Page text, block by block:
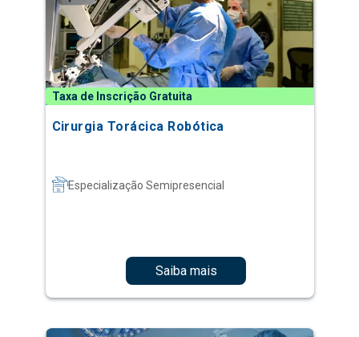
Taxa de Inscrição Gratuita
Cirurgia Torácica Robótica
Especialização Semipresencial
Saiba mais